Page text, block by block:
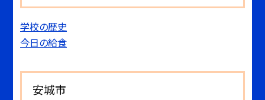
学校の歴史
今日の給食
安城市